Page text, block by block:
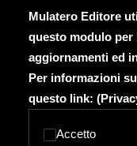
Mulatero Editore
questo modulo
aggiornamenti ed
Per informazioni
questo link: (
Accetto